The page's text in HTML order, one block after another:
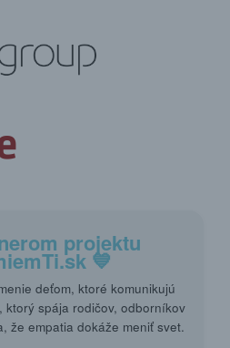
projektu
💙
deťom, ktoré komunikujú
ktorý spája rodičov, odborníkov
že empatia dokáže meniť svet.